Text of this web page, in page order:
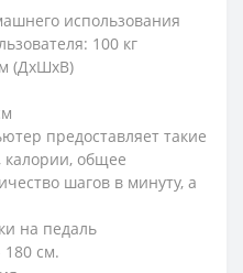
использования
100 кг
(ДхШхВ)
предоставляет такие
калории, общее
шагов в минуту, а
на педаль
см.